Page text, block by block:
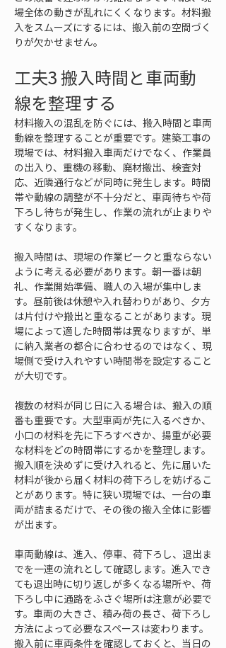
場全体の動きが乱れにくくなります。材料搬
入をスムーズにするには、搬入前の空間づく
りが欠かせません。
工夫3 搬入時間と車両動
線を整理する
材料搬入の混乱を防ぐには、搬入時間と車両
動線を整理することが重要です。建築工事の
現場では、材料搬入車両だけでなく、作業員
の出入り、重機の移動、廃材搬出、検査対
応、近隣通行などが同時に発生します。時間
帯や動線の調整が不十分だと、車両待ちや荷
下ろし待ちが発生し、作業の流れが止まりや
すくなります。
搬入時間は、現場の作業ピークと重ならない
ように考える必要があります。朝一番は朝
礼、作業開始準備、職人の入場が集中しま
す。昼前後は休憩や入れ替わりがあり、夕方
は片付けや搬出と重なることがあります。現
場によって適した時間帯は異なりますが、単
に納入業者の都合に合わせるのではなく、現
場側で受け入れやすい時間帯を設定すること
が大切です。
複数の材料が同じ日に入る場合は、搬入の順
番も重要です。大型車両が先に入るべきか、
小口の材料を先に下ろすべきか、揚重が必要
な材料をどの時間帯にするかを整理します。
搬入順を決めずに受け入れると、先に届いた
材料が後から届く材料の荷下ろしを妨げるこ
とがあります。特に狭い現場では、一台の車
両が詰まるだけで、その後の搬入全体に影響
が出ます。
車両動線は、進入、停車、荷下ろし、退出ま
でを一連の流れとして確認します。進入でき
ても退出時に切り返しが多くなる場所や、荷
下ろし中に通路をふさぐ場所は注意が必要で
す。車両の大きさ、積み荷の長さ、荷下ろし
方法によって必要なスペースは変わります。
搬入前に車両条件を確認しておくと、当日の